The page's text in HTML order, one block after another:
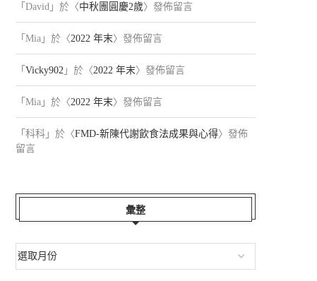
2026-03-01
「 David 」於〈中秋團圓慶2歲〉發佈留言
「 Mia 」於〈2022 年末〉發佈留言
「 Vicky902 」於〈2022 年末〉發佈留言
「 Mia 」於〈2022 年末〉發佈留言
「 科科 」於〈FMD-新陳代謝飲食法成果與心得〉發佈
留言
彙整